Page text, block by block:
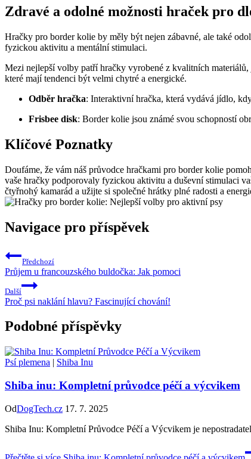
Zdravé‌ a odolné možnosti hraček pro
Hračky⁢ pro border kolie by‍ měly být nejen ‌zábavné, ale⁤ také
fyzickou aktivitu a mentální stimulaci.
Mezi nejlepší ⁢volby ‌patří hračky vyrobené ​z kvalitních
které mají⁣ tendenci⁤ být velmi chytré a energické.
Odběr hračka: ⁢Interaktivní hračka, která vydává jídlo,
Frisbee disk: Border kolie​ jsou známé⁤ svou schopností
Klíčové Poznatky
Doufáme, že vám náš průvodce hračkami pro ⁣border⁣ kolie
vaše‍ hračky podporovaly fyzickou aktivitu a duševní stimulaci
čtyřnohý⁢ kamarád a ​užijte‌ si společné⁤ hrátky plné radosti ⁤a
Navigace pro příspěvek
Předchozí
Průjem u francouzského buldočka: Jak pomoci
Další
Proč psi naklání hlavu? Fascinující chování!
Podobné příspěvky
Psí plemena | Shiba Inu
Shiba inu: Kompletní průvodce péčí a výcvikem
OdDogTech.cz 17. 7. 2025
Shiba Inu: Kompletní Průvodce Péčí a Výcvikem je